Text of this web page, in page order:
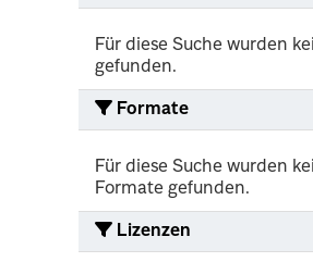
Für diese Suche wurden
gefunden.
Formate
Für diese Suche wurden
Formate gefunden.
Lizenzen